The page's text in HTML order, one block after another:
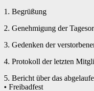
1. Begrüßung
2. Genehmigung der
3. Gedenken der
4. Protokoll der letzten
5. Bericht über das
• Freibadfest